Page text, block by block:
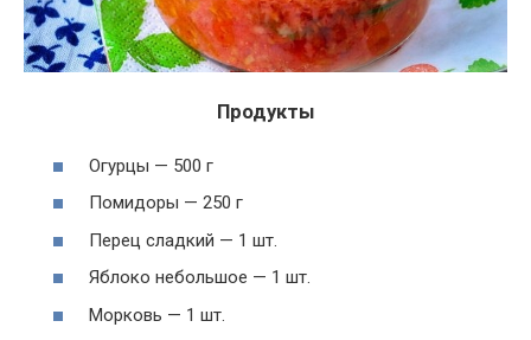
Продукты
Огурцы — 500 г
Помидоры — 250 г
Перец сладкий — 1 шт.
Яблоко небольшое — 1 шт.
Морковь — 1 шт.